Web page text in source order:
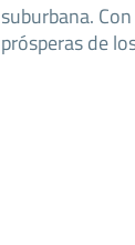
suburbana.
prósperas de